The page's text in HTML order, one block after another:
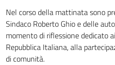
Nel corso della mattinata sono
Sindaco Roberto Ghio e delle
momento di riflessione dedicato
Repubblica Italiana, alla
di comunità.